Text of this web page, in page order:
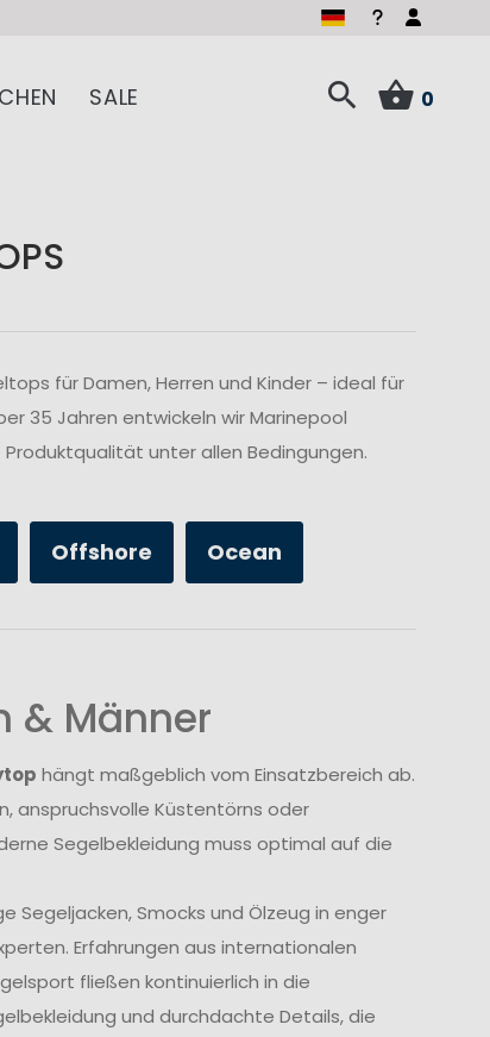
SALE 0
für Damen, Herren und Kinder – ideal für
35 Jahren entwickeln wir Marinepool
unter allen Bedingungen.
Offshore Ocean
& Männer
hängt maßgeblich vom Einsatzbereich ab.
anspruchsvolle Küstentörns oder
Segelbekleidung muss optimal auf die
Segeljacken, Smocks und Ölzeug in enger
Erfahrungen aus internationalen
fließen kontinuierlich in die
und durchdachte Details, die